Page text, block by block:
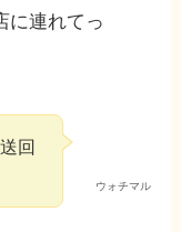
に連れてっ
ウォチマル
回